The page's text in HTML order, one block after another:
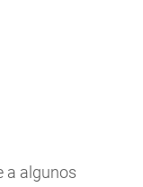
a algunos